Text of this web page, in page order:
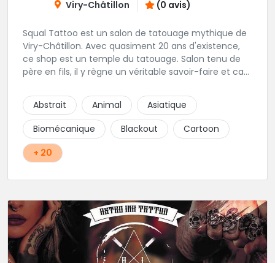
Viry-Châtillon (0 avis)
Squal Tattoo est un salon de tatouage mythique de
Viry-Châtillon. Avec quasiment 20 ans d'existence,
ce shop est un temple du tatouage. Salon tenu de
père en fils, il y règne un véritable savoir-faire et ca
réalisés par les tatoueurs du shop. N'hésitez-plus,
Squal Tattoo est un véritable institution du tatouage
!!
Abstrait Animal
Asiatique
Biomécanique
Blackout
Cartoon
+ 20